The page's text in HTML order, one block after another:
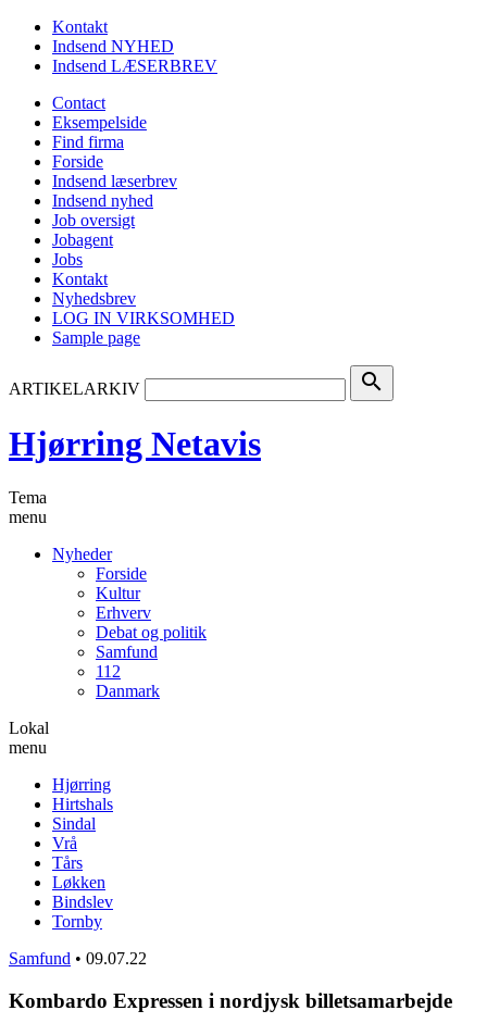
Kontakt
Indsend NYHED
Indsend LÆSERBREV
Contact
Eksempelside
Find firma
Forside
Indsend læserbrev
Indsend nyhed
Job oversigt
Jobagent
Jobs
Kontakt
Nyhedsbrev
LOG IN VIRKSOMHED
Sample page
ARTIKELARKIV search
Hjørring Netavis
Tema
menu
Nyheder
Forside
Kultur
Erhverv
Debat og politik
Samfund
112
Danmark
Lokal
menu
Hjørring
Hirtshals
Sindal
Vrå
Tårs
Løkken
Bindslev
Tornby
Samfund • 09.07.22
Kombardo Expressen i nordjysk billetsamarbejde